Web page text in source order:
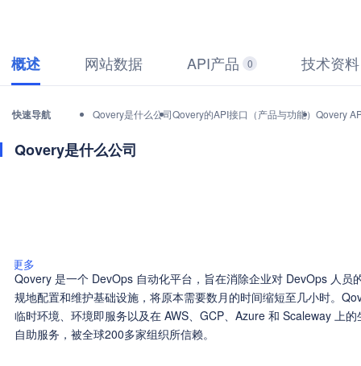
概述 网站数据 API产品 0 技术资料
快速导航 Qovery是什么公司Qovery的API接口（产品与功能） Qovery
Qovery是什么公司
更多
Qovery 是一个 DevOps 自动化平台，旨在消除企业对 DevOps 人员
规地配置和维护基础设施，将原本需要数月的时间缩短至几小时。
临时环境、环境即服务以及在 AWS、GCP、Azure 和 Scaleway 上
自助服务，被全球200多家组织所信赖。